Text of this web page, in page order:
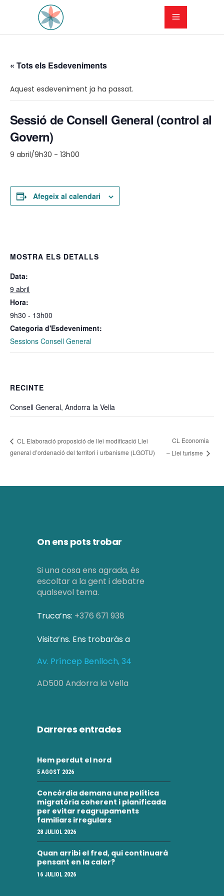
« Tots els Esdeveniments
Aquest esdeveniment ja ha passat.
Sessió de Consell General (control al
Govern)
9 abril/9h30 - 13h00
Afegeix al calendari
MOSTRA ELS DETALLS
Data:
9 abril
Hora:
9h30 - 13h00
Categoria d'Esdeveniment:
Sessions Consell General
RECINTE
Consell General, Andorra la Vella
CL Elaboració proposició de llei modificació Llei
general d’ordenació del territori i urbanisme (LGOTU)
CL Economia
– Llei turisme
On ens pots trobar
Si una cosa ens agrada, és
escoltar a la gent i debatre
qualsevol tema.
Truca’ns: +376 671 938
Visita’ns. Ens trobaràs a
Av. Príncep Benlloch, 34
AD500 Andorra la Vella
Darreres entrades
Hem perdut el nord
5 AGOST 2026
Concòrdia demana una política
migratòria coherent i planificada
per evitar reagrupaments
familiars irregulars
28 JULIOL 2026
Quan arribi el fred, qui continuarà
pensant en la calor?
16 JULIOL 2026